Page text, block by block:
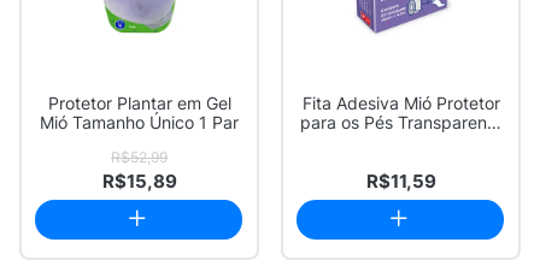
Protetor Plantar em Gel
Mió Tamanho Único 1 Par
R$52,99
R$15,89
Fita Adesiva Mió Protetor
para os Pés Transparente
R$11,59